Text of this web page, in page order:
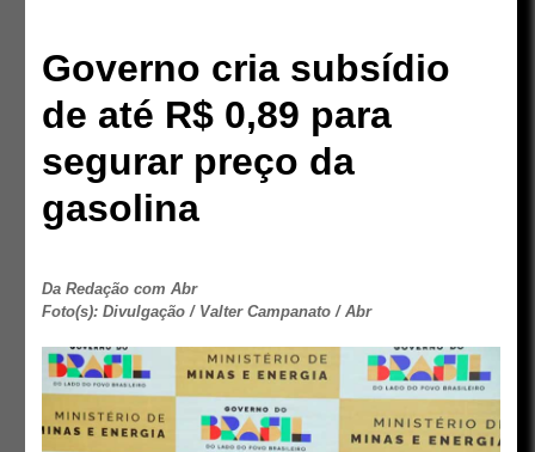
Governo cria subsídio
de até R$ 0,89 para
segurar preço da
gasolina
Da Redação com Abr
Foto(s): Divulgação / Valter Campanato / Abr